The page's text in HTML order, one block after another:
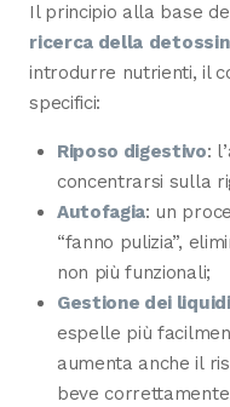
Il principio alla base
ricerca della
introdurre nutrienti, il
specifici:
Riposo digestivo:
concentrarsi sulla
Autofagia: un
“fanno pulizia”,
non più funzionali;
Gestione dei liquidi
espelle più
aumenta anche il
beve